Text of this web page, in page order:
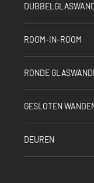
ROOM-IN-ROOM
RONDE
GESLOTEN
DEUREN